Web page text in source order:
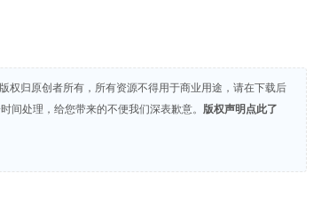
权归原创者所有，所有资源不得用于商业用途，请在下载后
间处理，给您带来的不便我们深表歉意。
版权声明点此了